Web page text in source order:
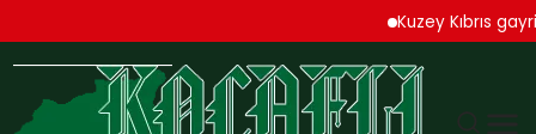
Kuzey Kıbrıs